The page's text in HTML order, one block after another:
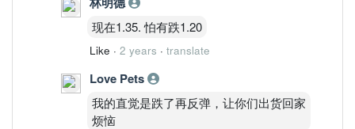
现在1.35. 怕有跌1.20
Like · 2 years · translate
Love Pets
我的直觉是跌了再反弹，让你们出货回家
烦恼